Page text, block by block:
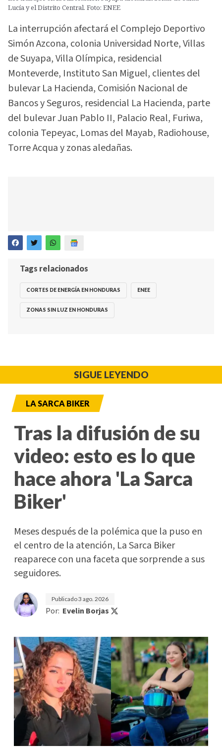
Lucía y el Distrito Central. Foto: ENEE
La interrupción afectará el Complejo Deportivo
Simón Azcona, colonia Universidad Norte, Villas
de Suyapa, Villa Olímpica, residencial
Monteverde, Instituto San Miguel, clientes del
bulevar La Hacienda, Comisión Nacional de
Bancos y Seguros, residencial La Hacienda, parte
del bulevar Juan Pablo II, Palacio Real, Furiwa,
colonia Tepeyac, Lomas del Mayab, Radiohouse,
Torre Acqua y zonas aledañas.
Tags relacionados
CORTES DE ENERGÍA EN HONDURAS ENEE
ZONAS SIN LUZ EN HONDURAS
SIGUE LEYENDO
LA SARCA BIKER
Tras la difusión de su
video: esto es lo que
hace ahora 'La Sarca
Biker'
Meses después de la polémica que la puso en
el centro de la atención, La Sarca Biker
reaparece con una faceta que sorprende a sus
seguidores.
Publicado3 ago. 2026
Por: Evelin Borjas